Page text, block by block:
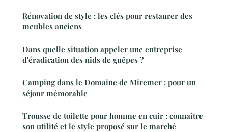
Rénovation de style : les clés pour restaurer des
meubles anciens
Dans quelle situation appeler une entreprise
d'éradication des nids de guêpes ?
Camping dans le Domaine de Miremer : pour un
séjour mémorable
Trousse de toilette pour homme en cuir : connaître
son utilité et le style proposé sur le marché